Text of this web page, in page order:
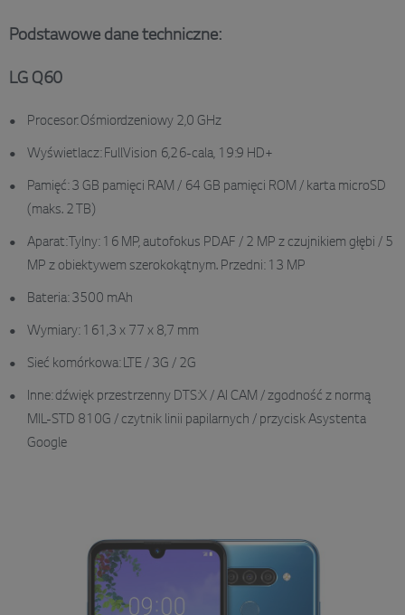
Podstawowe dane techniczne:
LG Q60
Procesor: Ośmiordzeniowy 2,0 GHz
Wyświetlacz: FullVision 6,26-cala, 19:9 HD+
Pamięć: 3 GB pamięci RAM / 64 GB pamięci ROM / karta microSD
(maks. 2 TB)
Aparat: Tylny: 16 MP, autofokus PDAF / 2 MP z czujnikiem głębi / 5
MP z obiektywem szerokokątnym. Przedni: 13 MP
Bateria: 3500 mAh
Wymiary: 161,3 x 77 x 8,7 mm
Sieć komórkowa: LTE / 3G / 2G
Inne: dźwięk przestrzenny DTS:X / AI CAM / zgodność z normą
MIL-STD 810G / czytnik linii papilarnych / przycisk Asystenta
Google